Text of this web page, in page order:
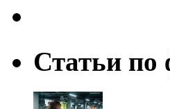
Статьи по